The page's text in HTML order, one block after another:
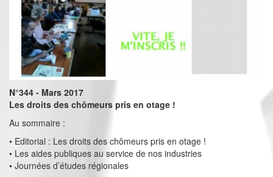
N°344 - Mars 2017
Les droits des chômeurs pris en otage !
Au sommaire :
• Editorial : Les droits des chômeurs pris en otage !
• Les aides publiques au service de nos industries
• Journées d’études régionales